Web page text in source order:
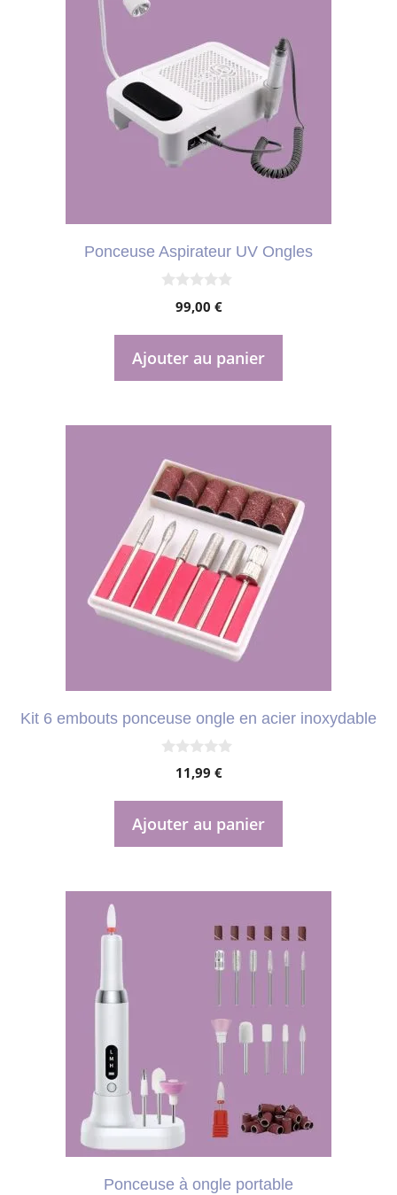
Ponceuse Aspirateur UV Ongles
r
5
99,00 €
Ajouter au panier
Kit 6 embouts ponceuse ongle en acier inoxydable
5
11,99 €
Ajouter au panier
Ponceuse à ongle portable